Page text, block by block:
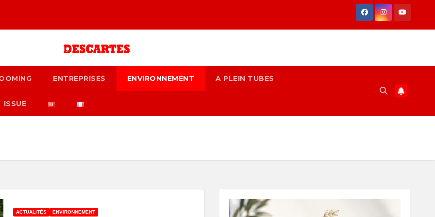
ENTREPRISES ENVIRONNEMENT A PLEIN TUBES
ISSUE
ACTUALITÉS ENVIRONNEMENT